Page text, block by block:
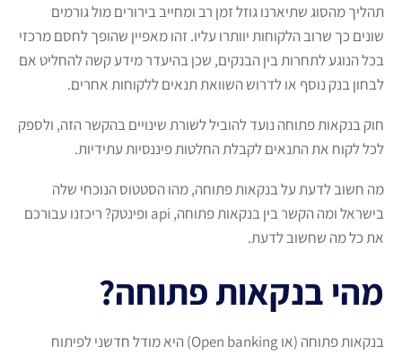
תהליך מהסוג שתיארנו גוזל זמן רב ומחייב בירורים מול גורמים
שונים כך שרוב הלקוחות יוותרו עליו. זהו מאפיין שהופך לחסם מרכזי
בכל הנוגע לתחרות בין הבנקים, שכן בהיעדר מידע קשה להחליט אם
לבחון בנק נוסף או לדרוש השוואת תנאים ללקוחות אחרים.
חוק בנקאות פתוחה נועד להוביל לשורת שינויים בהקשר הזה, ולספק
לכל לקוח את התנאים לקבלת החלטות פיננסיות עתידיות.
מה חשוב לדעת על בנקאות פתוחה, מהו הסטטוס הנוכחי שלה
בישראל ומה הקשר בין בנקאות פתוחה, api ופינטק? ריכזנו עבורכם
את כל מה שחשוב לדעת.
מהי בנקאות פתוחה?
בנקאות פתוחה (או Open banking) היא מודל חדשני לפיתוח